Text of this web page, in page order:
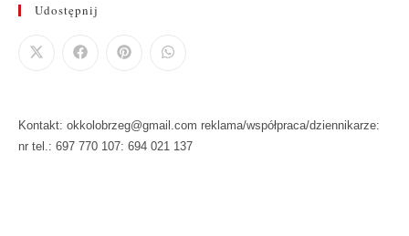
Udostępnij
Kontakt: okkolobrzeg@gmail.com reklama/współpraca/dziennikarze:
nr tel.: 697 770 107: 694 021 137